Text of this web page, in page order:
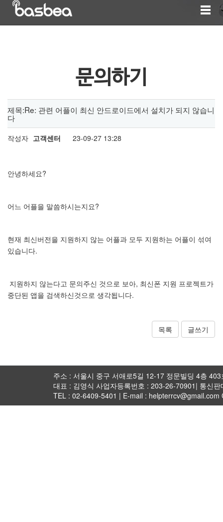
문의하기
제목:Re: 관련 어플이 최신 안드로이드에서 설치가 되지 않습니
다
작성자 고객센터 23-09-27 13:28
안녕하세요?
어느 어플을 말씀하시는지요?
현재 최신버전을 지원하지 않는 어플과 모두 지원하는 어플이 섞여
있습니다.
지원하지 않는다고 문의주신 것으로 보아, 최신폰 지원 프로젝트가
중단된 앱을 검색하신것으로 생각됩니다.
목록 글쓰기
주소 : 서울시 중구 서애로5길 12-17 정문빌딩 4층
대표 : 김영식 사업자등록번호 : 203-26-70901| 통신
TEL : 02-6409-5401 | E-mail :